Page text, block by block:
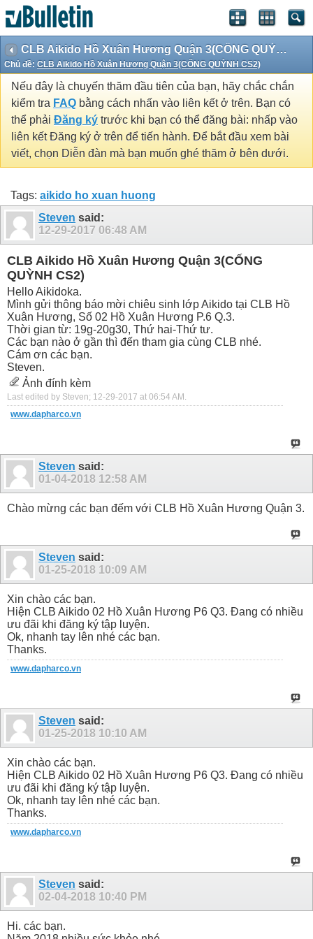
CLB Aikido Hồ Xuân Hương Quận 3(CỐNG QUỲNH CS2)
Chủ đề: CLB Aikido Hồ Xuân Hương Quận 3(CỐNG QUỲNH CS2)
Nếu đây là chuyến thăm đầu tiên của bạn, hãy chắc chắn
kiểm tra FAQ bằng cách nhấn vào liên kết ở trên. Bạn có
thể phải Đăng ký trước khi bạn có thể đăng bài: nhấp vào
liên kết Đăng ký ở trên để tiến hành. Để bắt đầu xem bài
viết, chọn Diễn đàn mà bạn muốn ghé thăm ở bên dưới.
Tags: aikido ho xuan huong
Steven said:
12-29-2017 06:48 AM
CLB Aikido Hồ Xuân Hương Quận 3(CỐNG
QUỲNH CS2)
Hello Aikidoka.
Mình gửi thông báo mời chiêu sinh lớp Aikido tại CLB Hồ
Xuân Hương, Số 02 Hồ Xuân Hương P.6 Q.3.
Thời gian từ: 19g-20g30, Thứ hai-Thứ tư.
Các bạn nào ở gần thì đến tham gia cùng CLB nhé.
Cám ơn các bạn.
Steven.
Ảnh đính kèm
Last edited by Steven; 12-29-2017 at 06:54 AM
www.dapharco.vn
Steven said:
01-04-2018 12:58 AM
Chào mừng các bạn đếm với CLB Hồ Xuân Hương Quận 3.
Steven said:
01-25-2018 10:09 AM
Xin chào các bạn.
Hiện CLB Aikido 02 Hồ Xuân Hương P6 Q3. Đang có nhiều
ưu đãi khi đăng ký tập luyện.
Ok, nhanh tay lên nhé các bạn.
Thanks.
www.dapharco.vn
Steven said:
01-25-2018 10:10 AM
Xin chào các bạn.
Hiện CLB Aikido 02 Hồ Xuân Hương P6 Q3. Đang có nhiều
ưu đãi khi đăng ký tập luyện.
Ok, nhanh tay lên nhé các bạn.
Thanks.
www.dapharco.vn
Steven said:
02-04-2018 10:40 PM
Hi. các bạn.